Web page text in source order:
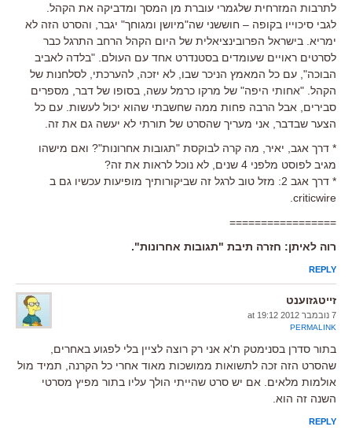
לתרבות המזרחית שלגמרי עוברת מן המסך ומדביקה את הקהל.
לגבי סיכוייו בקופה – חוששני שה"מיושן ומגוחך" יגבר, והסרט הזה לא
ימריא. בישראל הפרובינציאלית של היום הקהל הרחב התרגל כבר
לסרטים ראויים שעומדים בסטנדרט אחד עם העולם. "בלדה לאביב
הבוכה", עם כל המאמץ הניכר שבו, לא יזכה, להערכתי, לסלחנות של
הקהל. "אחותי היפה" של מרקו כרמל עשה, בסופו של דבר, מספרים
סבירים, אבל הרבה פחות ממה שחשבתי שהוא יכול לעשות. עם כל
הצער שבדבר, אני מעריך שהסרט של תורתי לא יעשה גם את זה.
* דרך אגב, יאיר, מה קרה לבוקסת "תגובות אחרונות"? ואם מישהו
מגיב לפוסט מלפני 4 שנים, לא נוכל לראות את זה?
* דרך אגב 2: מזל טוב לרגל זה שביקורותיך מופיעות עכשיו גם ב
criticwire.
=================
רוה לאיתן: חזרה תיבת "תגובות אחרונות".
REPLY
זייטגזוענט
7 נובמבר 2012 at 19:12
PERMALINK
בתור סדרן בסנימטק ת'א אני רק רוצה לציין בלי לפגוע באחרים,
שהסרט הזה זכה לתשואות ממושכות מאוד אחרי כל הקרנה, תמיד מול
אולמות מלאים. אם יש סרט שהייתי הולך עליו בתור מפיץ מסרטי
השנה זה הוא.
REPLY